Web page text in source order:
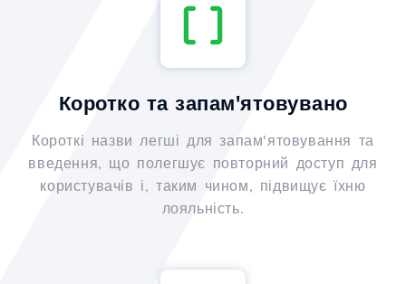
Коротко та запам'ятовувано
Короткі назви легші для запам'ятовування та
введення, що полегшує повторний доступ для
користувачів і, таким чином, підвищує їхню
лояльність.